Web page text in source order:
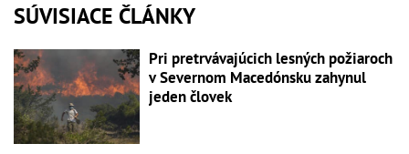
SÚVISIACE ČLÁNKY
Pri pretrvávajúcich lesných požiaroch
v Severnom Macedónsku zahynul
jeden človek